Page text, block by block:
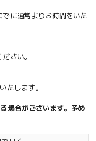
に通常よりお時間をいた
さい。
たします。
場合がございます。予め